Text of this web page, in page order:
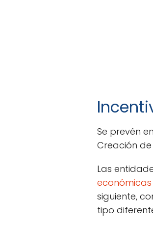
Se prevén
Creación de
Las
económicas
siguiente,
tipo